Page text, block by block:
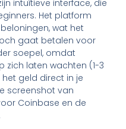
intuïtieve interface, die
Het platform
wat het
gaat betalen voor
soepel, omdat
zich laten wachten (1-3
geld direct in je
screenshot van
Coinbase en de